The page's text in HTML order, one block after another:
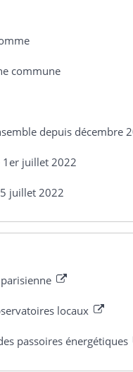
commune
depuis décembre
juillet 2022
juillet 2022
locaux
passoires énergétiques